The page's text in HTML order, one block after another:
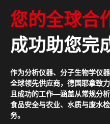
您的全球合
成功助您完
作为分析仪器、分子生物学仪
全球领先供应商，德国耶拿致
且成功的工作——涵盖从常规分
食品安全与农业、水质与废水
务。